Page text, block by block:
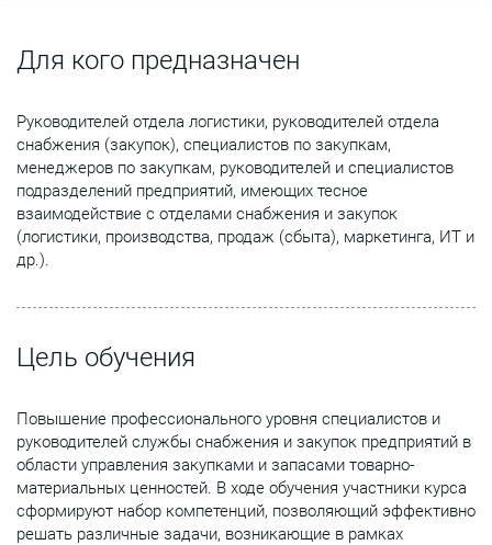
Для кого предназначен
Руководителей отдела логистики, руководителей отдела
снабжения (закупок), специалистов по закупкам,
менеджеров по закупкам, руководителей и специалистов
подразделений предприятий, имеющих тесное
взаимодействие с отделами снабжения и закупок
(логистики, производства, продаж (сбыта), маркетинга, ИТ и
др.).
Цель обучения
Повышение профессионального уровня специалистов и
руководителей службы снабжения и закупок предприятий в
области управления закупками и запасами товарно-
материальных ценностей. В ходе обучения участники курса
сформируют набор компетенций, позволяющий эффективно
решать различные задачи, возникающие в рамках